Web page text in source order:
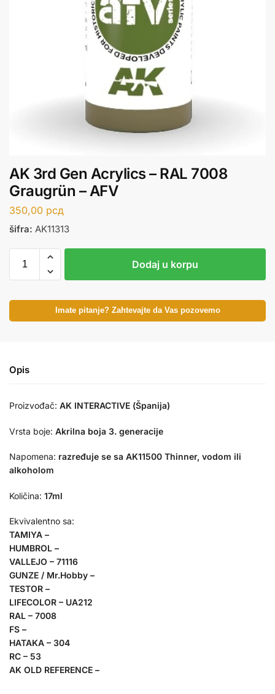
AK 3rd Gen Acrylics – RAL 7008
Graugrün – AFV
350,00 рсд
šifra: AK11313
Dodaj u korpu
Imate pitanje? Zahtevajte da Vas pozovemo
Opis
Proizvođač: AK INTERACTIVE (Španija)
Vrsta boje: Akrilna boja 3. generacije
Napomena: razređuje se sa AK11500 Thinner, vodom ili
alkoholom
Količina: 17ml
Ekvivalentno sa:
TAMIYA –
HUMBROL –
VALLEJO – 71116
GUNZE / Mr.Hobby –
TESTOR –
LIFECOLOR – UA212
RAL – 7008
FS –
HATAKA – 304
RC – 53
AK OLD REFERENCE –